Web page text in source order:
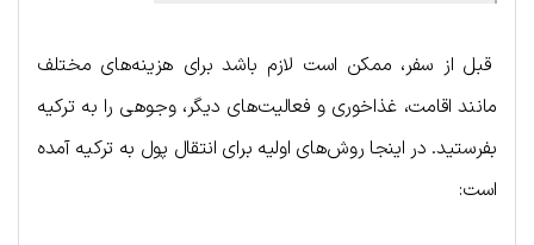
قبل از سفر، ممکن است لازم باشد برای هزینه‌های مختلف
مانند اقامت، غذاخوری و فعالیت‌های دیگر، وجوهی را به ترکیه
بفرستید. در اینجا روش‌های اولیه برای انتقال پول به ترکیه آمده
است: